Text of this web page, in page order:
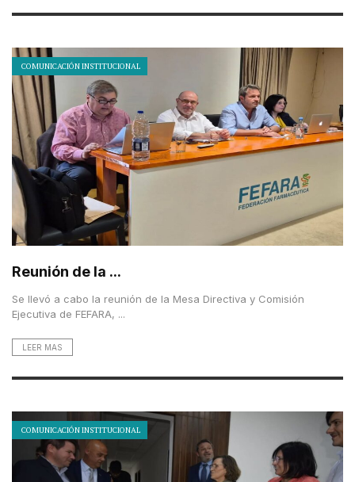
COMUNICACIÓN INSTITUCIONAL
Reunión de la ...
Se llevó a cabo la reunión de la Mesa Directiva y Comisión
Ejecutiva de FEFARA, ...
LEER MAS
COMUNICACIÓN INSTITUCIONAL